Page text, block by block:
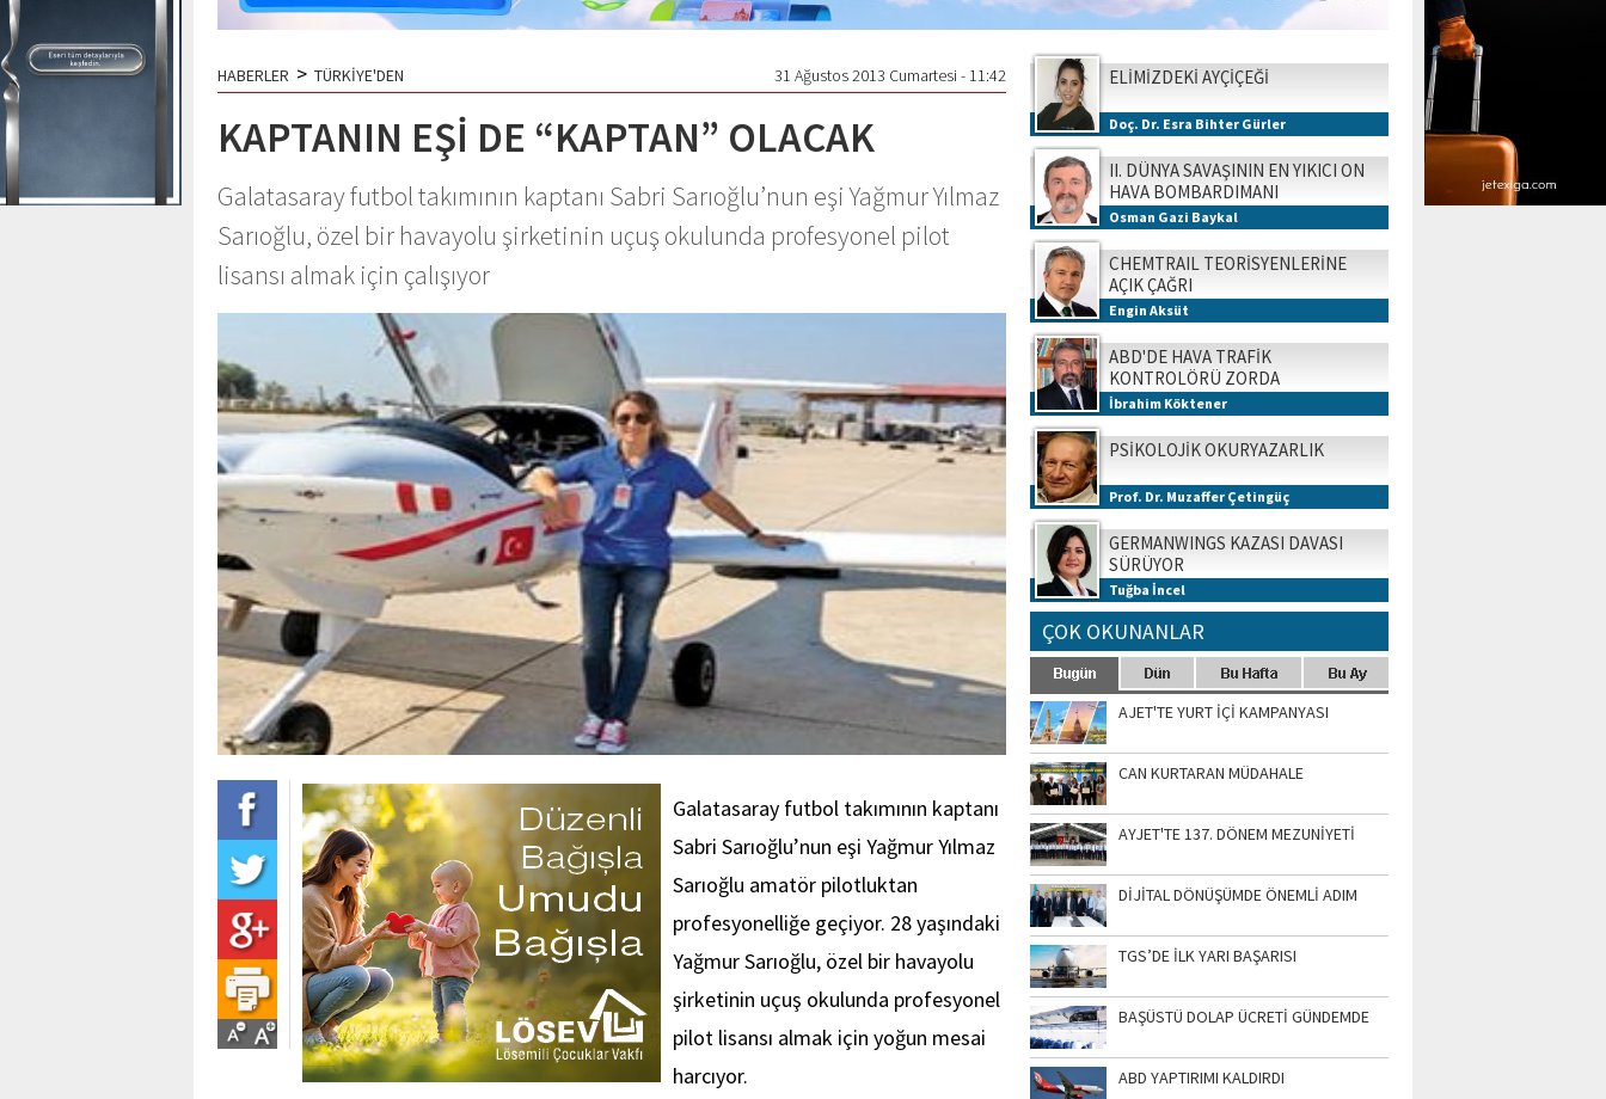
HABERLER > TÜRKİYE'DEN 31 Ağustos 2013 Cumartesi - 11:42
KAPTANIN EŞİ DE “KAPTAN” OLACAK
Galatasaray futbol takımının kaptanı Sabri Sarıoğlu’nun eşi Yağmur Yılmaz
Sarıoğlu, özel bir havayolu şirketinin uçuş okulunda profesyonel pilot
lisansı almak için çalışıyor
Galatasaray futbol takımının kaptanı
Sabri Sarıoğlu’nun eşi Yağmur Yılmaz
Sarıoğlu amatör pilotluktan
profesyonelliğe geçiyor. 28 yaşındaki
Yağmur Sarıoğlu, özel bir havayolu
şirketinin uçuş okulunda profesyonel
pilot lisansı almak için yoğun mesai
harcıyor.
ELİMİZDEKİ AYÇİÇEĞİ
Doç. Dr. Esra Bihter Gürler
II. DÜNYA SAVAŞININ EN YIKICI ON
HAVA BOMBARDIMANI
Osman Gazi Baykal
CHEMTRAIL TEORİSYENLERİNE
AÇIK ÇAĞRI
Engin Aksüt
ABD'DE HAVA TRAFİK
KONTROLÖRÜ ZORDA
İbrahim Köktener
PSİKOLOJİK OKURYAZARLIK
Prof. Dr. Muzaffer Çetingüç
GERMANWINGS KAZASI DAVASI
SÜRÜYOR
Tuğba İncel
ÇOK OKUNANLAR
AJET'TE YURT İÇİ KAMPANYASI
CAN KURTARAN MÜDAHALE
AYJET'TE 137. DÖNEM MEZUNİYETİ
DİJİTAL DÖNÜŞÜMDE ÖNEMLİ ADIM
TGS’DE İLK YARI BAŞARISI
BAŞÜSTÜ DOLAP ÜCRETİ GÜNDEMDE
ABD YAPTIRIMI KALDIRDI